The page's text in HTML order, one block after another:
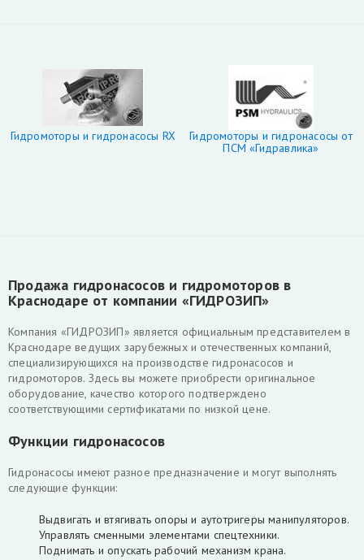
Гидромоторы и гидронасосы RX
Гидромоторы и гидронасосы от
ПСМ «Гидравлика»
Продажа гидронасосов и гидромоторов в
Краснодаре от компании «ГИДРОЗИП»
Компания «ГИДРОЗИП» является официальным представителем в
Краснодаре ведущих зарубежных и отечественных компаний,
специализирующихся на производстве гидронасосов и
гидромоторов. Здесь вы можете приобрести оригинальное
оборудование, качество которого подтверждено
соответствующими сертификатами по низкой цене.
Функции гидронасосов
Гидронасосы имеют разное предназначение и могут выполнять
следующие функции:
Выдвигать и втягивать опоры и аутотригеры манипуляторов.
Управлять сменными элементами спецтехники.
Поднимать и опускать рабочий механизм крана.